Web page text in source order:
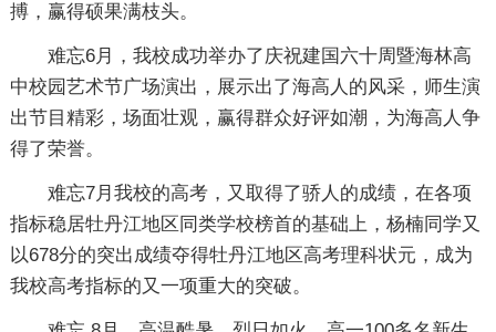
搏，赢得硕果满枝头。
难忘6月，我校成功举办了庆祝建国六十周暨海林高
中校园艺术节广场演出，展示出了海高人的风采，师生演
出节目精彩，场面壮观，赢得群众好评如潮，为海高人争
得了荣誉。
难忘7月我校的高考，又取得了骄人的成绩，在各项
指标稳居牡丹江地区同类学校榜首的基础上，杨楠同学又
以678分的突出成绩夺得牡丹江地区高考理科状元，成为
我校高考指标的又一项重大的突破。